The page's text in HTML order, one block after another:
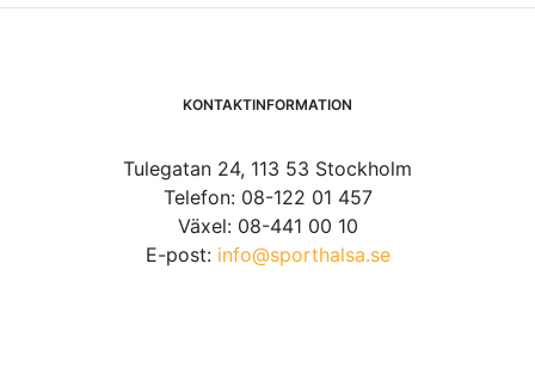
KONTAKTINFORMATION
Tulegatan 24, 113 53 Stockholm
Telefon: 08-122 01 457
Växel: 08-441 00 10
E-post: info@sporthalsa.se